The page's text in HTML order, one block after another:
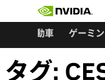
自動車 ゲーミ
タグ: